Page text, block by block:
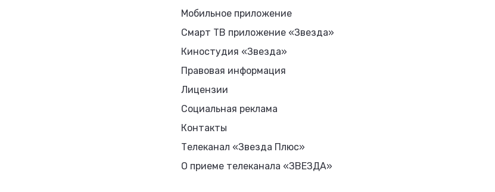
Мобильное приложение
Смарт ТВ приложение «Звезда»
Киностудия «Звезда»
Правовая информация
Лицензии
Социальная реклама
Контакты
Телеканал «Звезда Плюс»
О приеме телеканала «ЗВЕЗДА»